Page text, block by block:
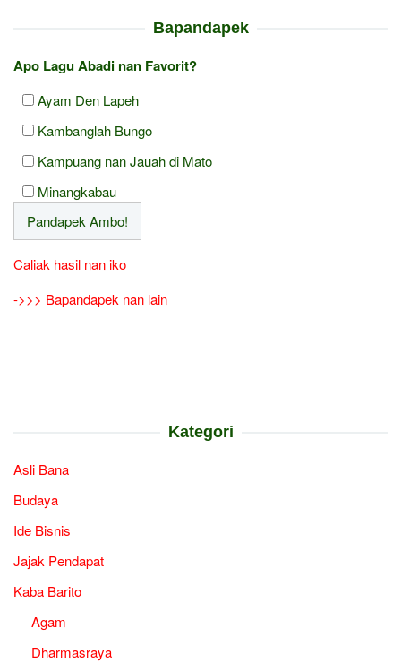
Bapandapek
Apo Lagu Abadi nan Favorit?
Ayam Den Lapeh
Kambanglah Bungo
Kampuang nan Jauah di Mato
Minangkabau
Caliak hasil nan iko
->>> Bapandapek nan lain
Kategori
Asli Bana
Budaya
Ide Bisnis
Jajak Pendapat
Kaba Barito
Agam
Dharmasraya